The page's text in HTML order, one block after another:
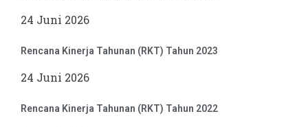
24 Juni 2026
Rencana Kinerja Tahunan (RKT) Tahun 2023
24 Juni 2026
Rencana Kinerja Tahunan (RKT) Tahun 2022